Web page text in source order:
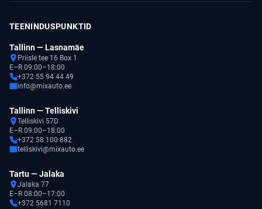
TEENINDUSPUNKTID
Tallinn — Lasnamäe
Priisle tee 16 Box 1
E–R 09:00–18:00
+372 55 94 44 49
info@mixauto.ee
Tallinn — Telliskivi
Telliskivi 57D
E–R 09:00–18:00
+372 58 100 882
telliskivi@mixauto.ee
Tartu — Jalaka
Jalaka 77
E–R 08:00–17:00
+372 5681 7110